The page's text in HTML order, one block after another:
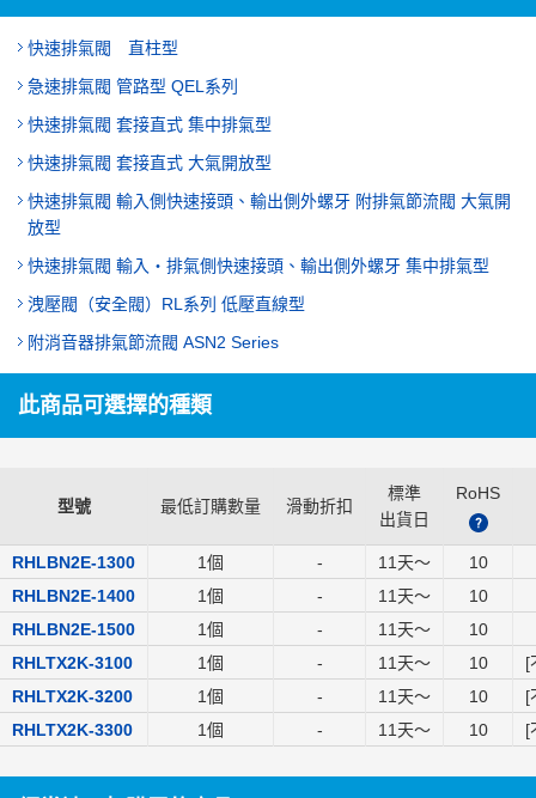
快速排氣閥 直柱型
急速排氣閥 管路型 QEL系列
快速排氣閥 套接直式 集中排氣型
快速排氣閥 套接直式 大氣開放型
快速排氣閥 輸入側快速接頭、輸出側外螺牙 附排氣節流閥 大氣開
放型
快速排氣閥 輸入‧排氣側快速接頭、輸出側外螺牙 集中排氣型
洩壓閥（安全閥）RL系列 低壓直線型
附消音器排氣節流閥 ASN2 Series
此商品可選擇的種類
型號 最低訂購數量 滑動折扣
標準
出貨日
RoHS
RHLBN2E-1300
1個 - 11 天～
10
RHLBN2E-1400
1個 - 11 天～
10
RHLBN2E-1500
1個 - 11 天～
10
RHLTX2K-3100
1個 - 11 天～ 10
[
RHLTX2K-3200
1個 - 11 天～ 10
[
RHLTX2K-3300
1個 - 11 天～ 10 [